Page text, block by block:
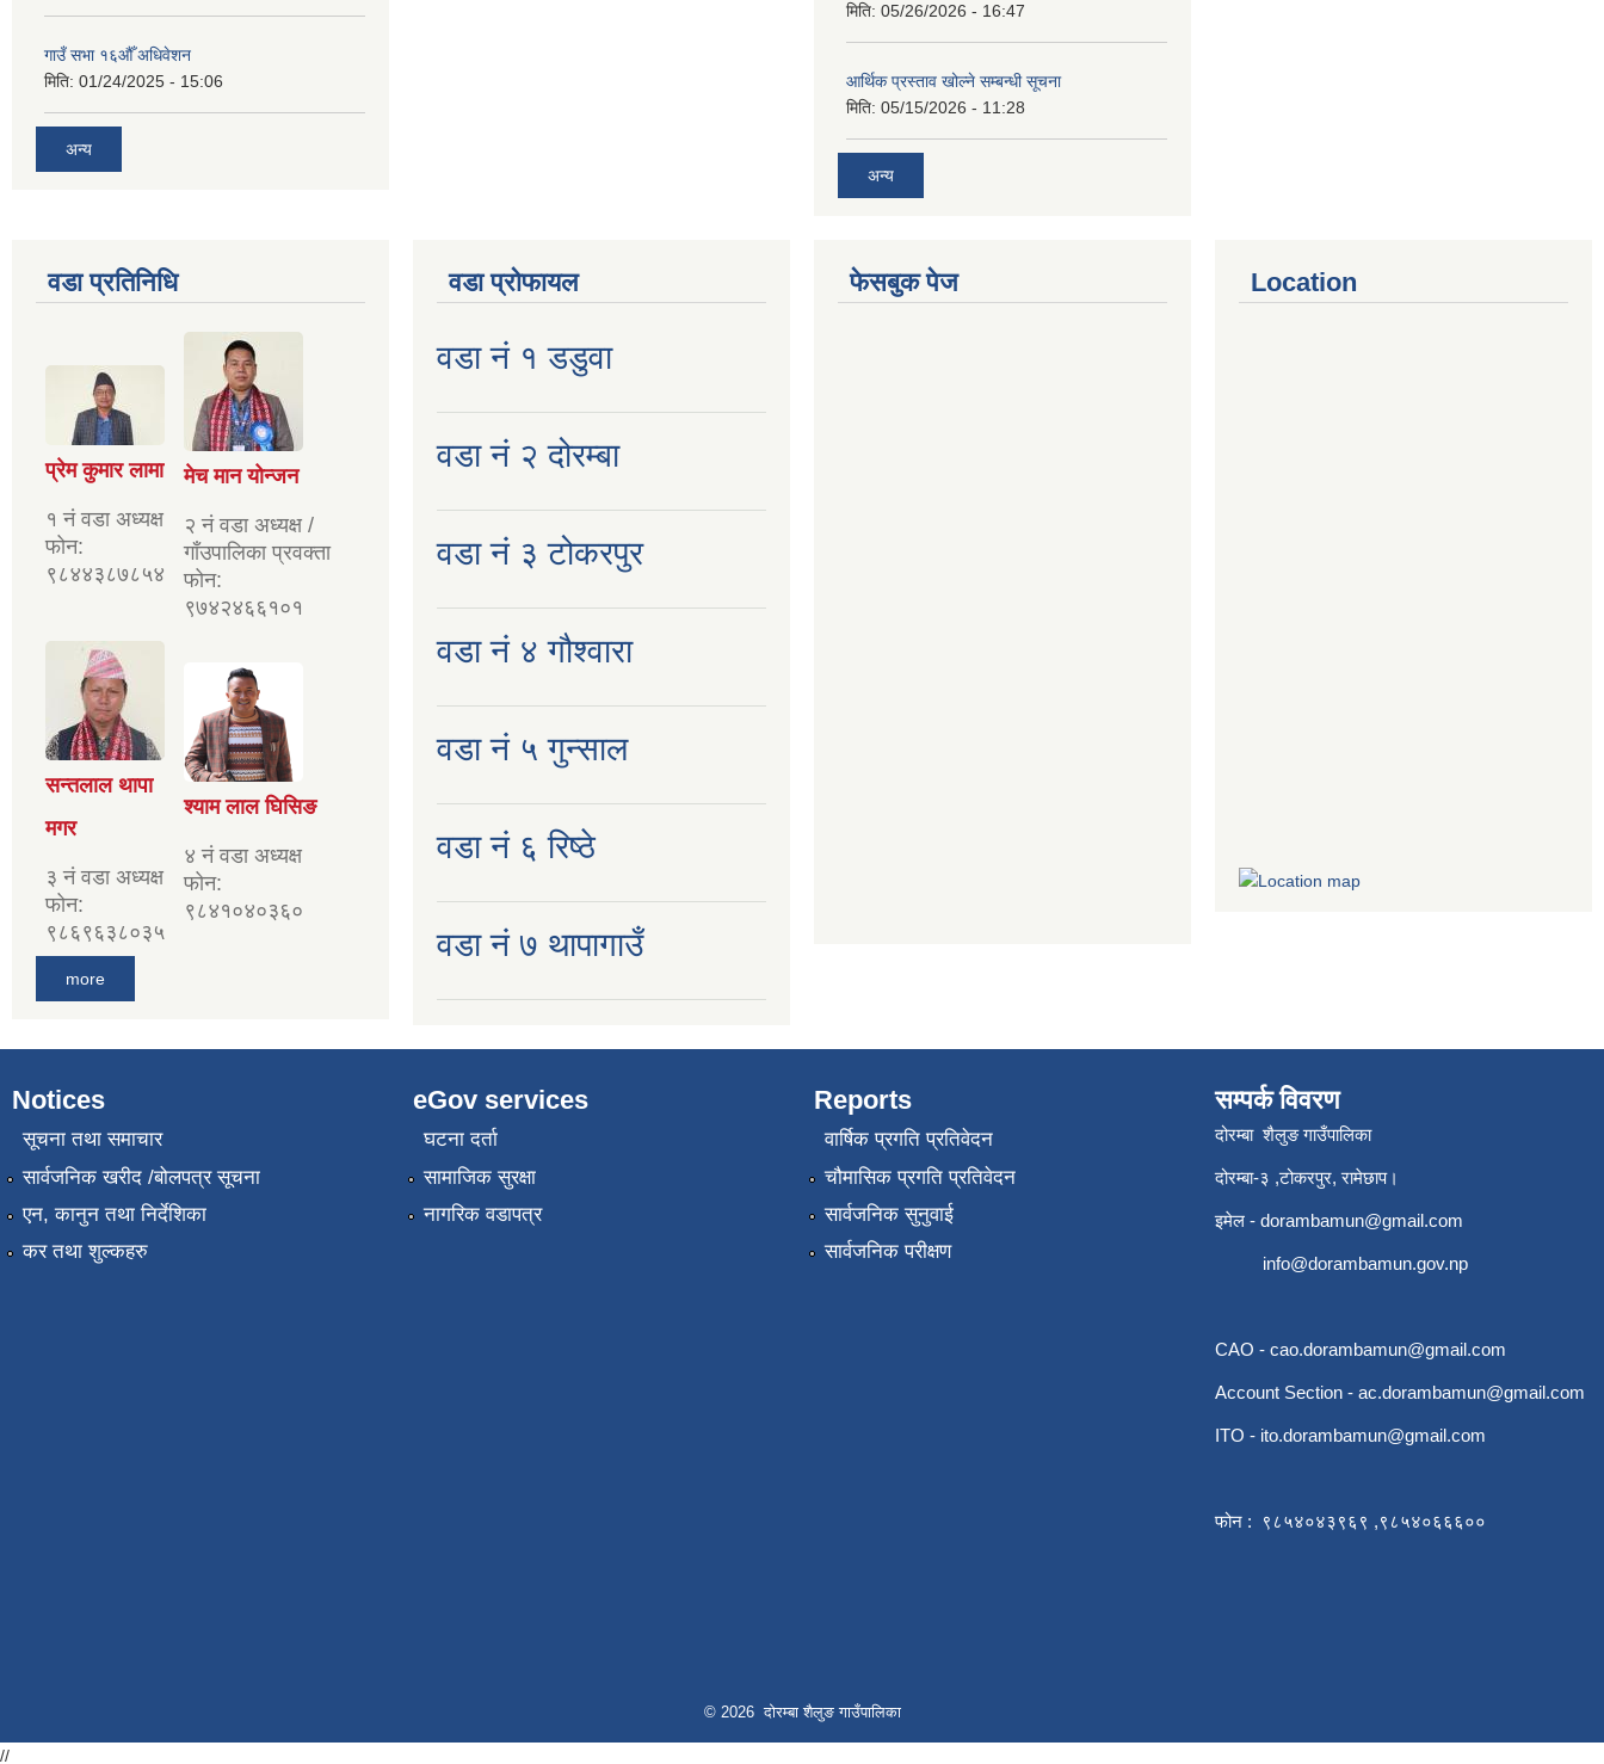
गाउँ सभा १६औँ अधिवेशन
मिति: 01/24/2025 - 15:06
अन्य
मिति: 05/26/2026 - 16:47
आर्थिक प्रस्ताव खोल्ने सम्बन्धी सूचना
मिति: 05/15/2026 - 11:28
अन्य
वडा प्रतिनिधि
प्रेम कुमार लामा
१ नं वडा अध्यक्ष
फोन:
९८४४३८७८५४
मेच मान योन्जन
२ नं वडा अध्यक्ष /
गाँउपालिका प्रवक्ता
फोन:
९७४२४६६१०१
सन्तलाल थापा
मगर
३ नं वडा अध्यक्ष
फोन:
९८६९६३८०३५
श्याम लाल घिसिङ
४ नं वडा अध्यक्ष
फोन:
९८४१०४०३६०
more
वडा प्रोफायल
वडा नं १ डडुवा
वडा नं २ दोरम्बा
वडा नं ३ टोकरपुर
वडा नं ४ गौश्वारा
वडा नं ५ गुन्साल
वडा नं ६ रिष्ठे
वडा नं ७ थापागाउँ
फेसबुक पेज Location
Notices
सूचना तथा समाचार
सार्वजनिक खरीद /बोलपत्र सूचना
एन, कानुन तथा निर्देशिका
कर तथा शुल्कहरु
eGov services
घटना दर्ता
सामाजिक सुरक्षा
नागरिक वडापत्र
Reports
वार्षिक प्रगति प्रतिवेदन
चौमासिक प्रगति प्रतिवेदन
सार्वजनिक सुनुवाई
सार्वजनिक परीक्षण
सम्पर्क विवरण
दोरम्बा शैलुङ गाउँपालिका
दोरम्बा-३ ,टोकरपुर, रामेछाप।
इमेल - dorambamun@gmail.com
info@dorambamun.gov.np
CAO - cao.dorambamun@gmail.com
Account Section - ac.dorambamun@gmail.com
ITO - ito.dorambamun@gmail.com
फोन : ९८५४०४३९६९ ,९८५४०६६६००
© 2026 दोरम्बा शैलुङ गाउँपालिका
//